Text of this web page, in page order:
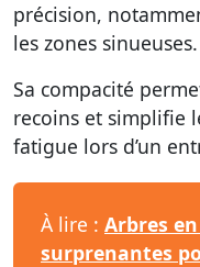
précision,
les zones sinueuses.
Sa compacité
recoins et simplifie
fatigue lors d’un
À lire : Arbres
surprenantes